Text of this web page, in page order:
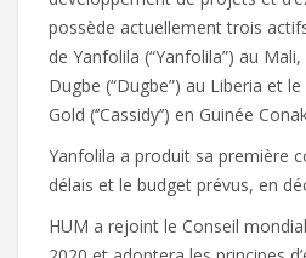
possède actuellement trois
de Yanfolila (“Yanfolila”) au
Dugbe (“Dugbe”) au Liberia et
Gold (‘’Cassidy’’) en Guinée
Yanfolila a produit sa première
délais et le budget prévus, en
HUM a rejoint le Conseil